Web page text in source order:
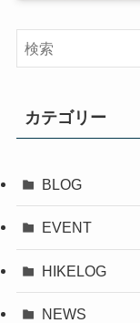
カテゴリー
BLOG
EVENT
HIKELOG
NEWS